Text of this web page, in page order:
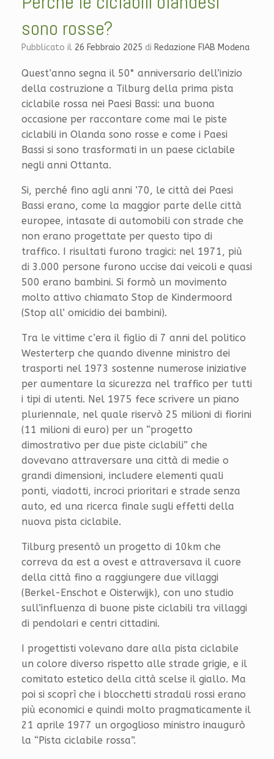
sono rosse?
Pubblicato il 26 Febbraio 2025 di Redazione FIAB Modena
Quest’anno segna il 50° anniversario dell’inizio
della costruzione a Tilburg della prima pista
ciclabile rossa nei Paesi Bassi: una buona
occasione per raccontare come mai le piste
ciclabili in Olanda sono rosse e come i Paesi
Bassi si sono trasformati in un paese ciclabile
negli anni Ottanta.
Si, perché fino agli anni ’70, le città dei Paesi
Bassi erano, come la maggior parte delle città
europee, intasate di automobili con strade che
non erano progettate per questo tipo di
traffico. I risultati furono tragici: nel 1971, più
di 3.000 persone furono uccise dai veicoli e quasi
500 erano bambini. Si formò un movimento
molto attivo chiamato Stop de Kindermoord
(Stop all’ omicidio dei bambini).
Tra le vittime c’era il figlio di 7 anni del politico
Westerterp che quando divenne ministro dei
trasporti nel 1973 sostenne numerose iniziative
per aumentare la sicurezza nel traffico per tutti
i tipi di utenti. Nel 1975 fece scrivere un piano
pluriennale, nel quale riservò 25 milioni di fiorini
(11 milioni di euro) per un “progetto
dimostrativo per due piste ciclabili” che
dovevano attraversare una città di medie o
grandi dimensioni, includere elementi quali
ponti, viadotti, incroci prioritari e strade senza
auto, ed una ricerca finale sugli effetti della
nuova pista ciclabile.
Tilburg presentò un progetto di 10km che
correva da est a ovest e attraversava il cuore
della città fino a raggiungere due villaggi
(Berkel-Enschot e Oisterwijk), con uno studio
sull’influenza di buone piste ciclabili tra villaggi
di pendolari e centri cittadini.
I progettisti volevano dare alla pista ciclabile
un colore diverso rispetto alle strade grigie, e il
comitato estetico della città scelse il giallo. Ma
poi si scoprì che i blocchetti stradali rossi erano
più economici e quindi molto pragmaticamente il
21 aprile 1977 un orgoglioso ministro inaugurò
la “Pista ciclabile rossa”.